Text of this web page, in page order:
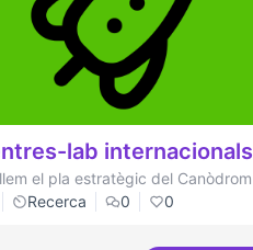
lab internacionals
el pla estratègic del Canòdrom
Recerca 0 0